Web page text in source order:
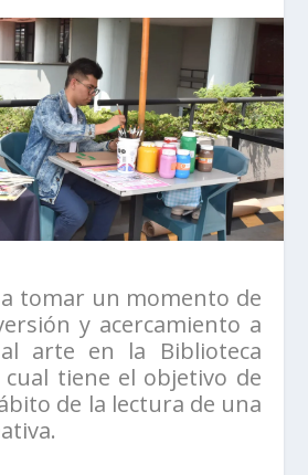
tomar un momento de
y acercamiento a
arte en la Biblioteca
cual tiene el objetivo de
de la lectura de una